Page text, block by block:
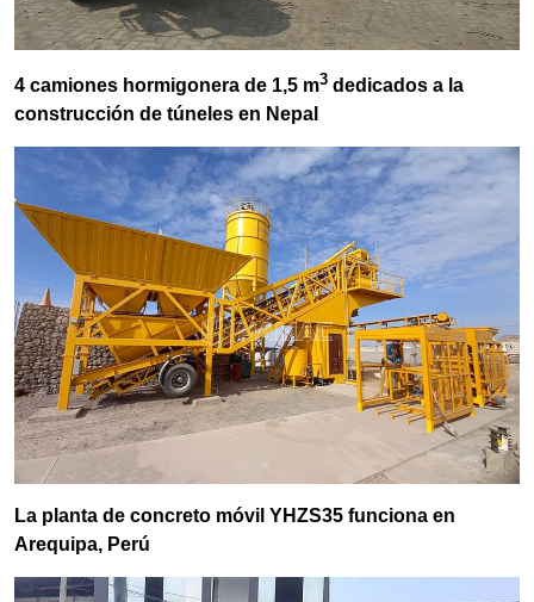
4 camiones hormigonera de 1,5 m3dedicados a la
construcción de túneles en Nepal
La planta de concreto móvil YHZS35 funciona en
Arequipa, Perú